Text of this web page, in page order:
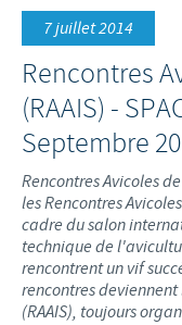
7 juillet 2014
Rencontres
(RAAIS) -
Septembre
Rencontres Avicoles
les Rencontres
cadre du salon
technique de
rencontrent un vif
rencontres deviennent
(RAAIS), toujours